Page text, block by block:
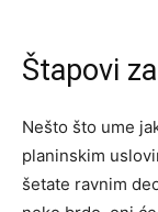
Štapovi
Nešto što ume
planinskim
šetate ravnim